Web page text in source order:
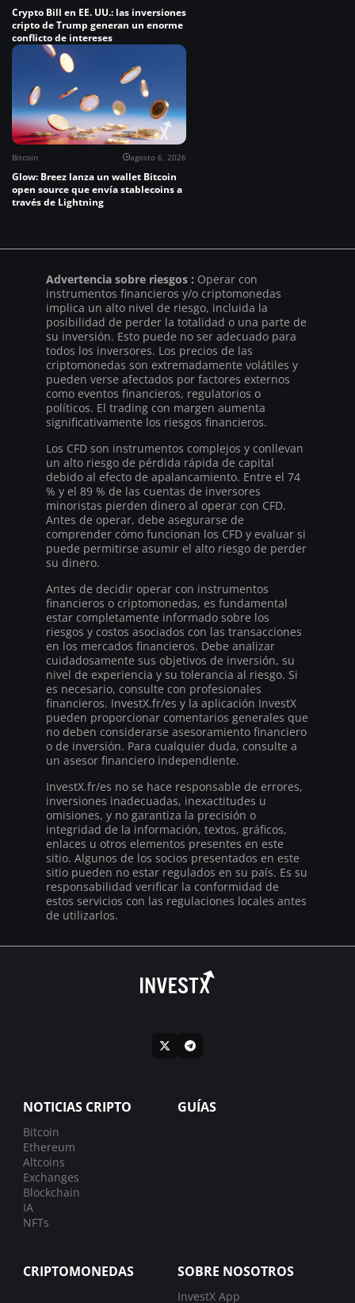
Crypto Bill en EE. UU.: las inversiones
cripto de Trump generan un enorme
conflicto de intereses
Bitcoin agosto 6, 2026
Glow: Breez lanza un wallet Bitcoin
open source que envía stablecoins a
través de Lightning
Advertencia sobre riesgos : Operar con
instrumentos financieros y/o criptomonedas
implica un alto nivel de riesgo, incluida la
posibilidad de perder la totalidad o una parte de
su inversión. Esto puede no ser adecuado para
todos los inversores. Los precios de las
criptomonedas son extremadamente volátiles y
pueden verse afectados por factores externos
como eventos financieros, regulatorios o
políticos. El trading con margen aumenta
significativamente los riesgos financieros.
Los CFD son instrumentos complejos y conllevan
un alto riesgo de pérdida rápida de capital
debido al efecto de apalancamiento. Entre el 74
% y el 89 % de las cuentas de inversores
minoristas pierden dinero al operar con CFD.
Antes de operar, debe asegurarse de
comprender cómo funcionan los CFD y evaluar si
puede permitirse asumir el alto riesgo de perder
su dinero.
Antes de decidir operar con instrumentos
financieros o criptomonedas, es fundamental
estar completamente informado sobre los
riesgos y costos asociados con las transacciones
en los mercados financieros. Debe analizar
cuidadosamente sus objetivos de inversión, su
nivel de experiencia y su tolerancia al riesgo. Si
es necesario, consulte con profesionales
financieros. InvestX.fr/es y la aplicación InvestX
pueden proporcionar comentarios generales que
no deben considerarse asesoramiento financiero
o de inversión. Para cualquier duda, consulte a
un asesor financiero independiente.
InvestX.fr/es no se hace responsable de errores,
inversiones inadecuadas, inexactitudes u
omisiones, y no garantiza la precisión o
integridad de la información, textos, gráficos,
enlaces u otros elementos presentes en este
sitio. Algunos de los socios presentados en este
sitio pueden no estar regulados en su país. Es su
responsabilidad verificar la conformidad de
estos servicios con las regulaciones locales antes
de utilizarlos.
NOTICIAS CRIPTO
Bitcoin
Ethereum
Altcoins
Exchanges
Blockchain
IA
NFTs
GUÍAS
CRIPTOMONEDAS SOBRE NOSOTROS
InvestX App